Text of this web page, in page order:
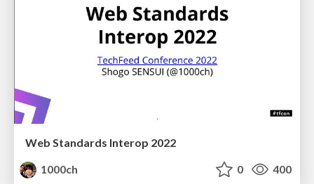
Web Standards Interop 2022
1000ch
0 400